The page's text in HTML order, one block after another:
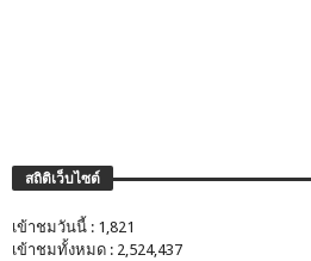
สถิติเว็บไซต์
เข้าชมวันนี้ : 1,821
เข้าชมทั้งหมด : 2,524,437